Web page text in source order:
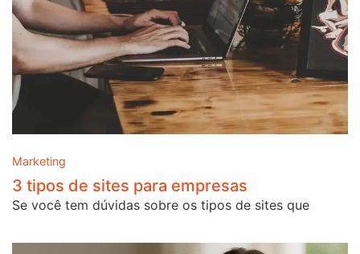
Marketing
3 tipos de sites para empresas
Se você tem dúvidas sobre os tipos de sites que